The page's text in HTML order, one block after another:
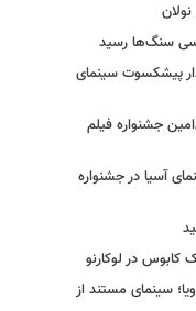
سنگ‌ها رسید
پیشکسوت سینمای
سی‌امین جشنواره فیلم
آسیا در جشنواره
کابوس در لوکارنو
سینمای مستند از